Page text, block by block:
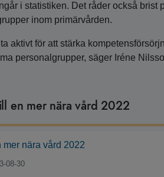
i statistiken. Det råder också brist
inom primärvården.
aktivt för att stärka
personalgrupper, säger Iréne
en mer nära vård 2022
nära vård 2022
08-30